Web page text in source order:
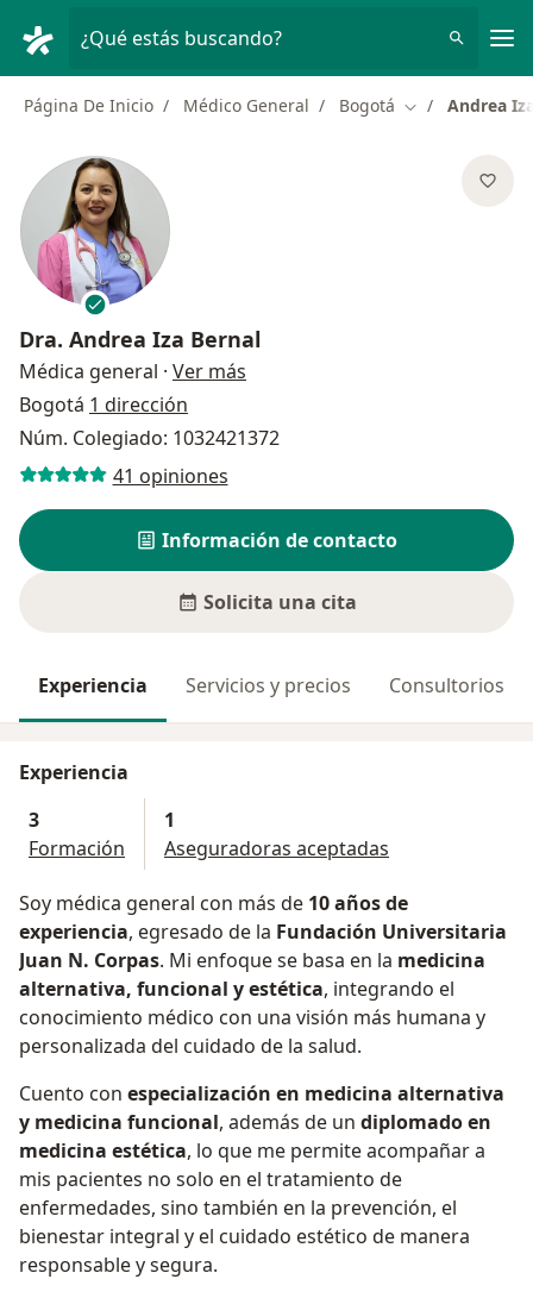
¿Qué estás buscando?
Página De Inicio Médico General Bogotá Cambiar de
Andrea
Dra. Andrea Iza Bernal
Médica general · Ver más
Bogotá 1 dirección
Núm. Colegiado: 1032421372
41 opiniones
Información de contacto
Solicita una cita
Experiencia Servicios y precios Consultorios
Experiencia
3
Formación
1
Aseguradoras aceptadas
Soy médica general con más de 10 años de
experiencia, egresado de la Fundación Universitaria
Juan N. Corpas. Mi enfoque se basa en la medicina
alternativa, funcional y estética, integrando el
conocimiento médico con una visión más humana y
personalizada del cuidado de la salud.
Cuento con especialización en medicina alternativa
y medicina funcional, además de un diplomado en
medicina estética, lo que me permite acompañar a
mis pacientes no solo en el tratamiento de
enfermedades, sino también en la prevención, el
bienestar integral y el cuidado estético de manera
responsable y segura.